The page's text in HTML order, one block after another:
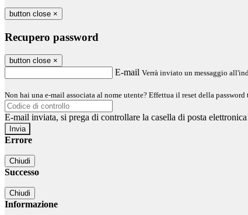
button close ×
Recupero password
button close ×
E-mail Verrà inviato un messaggio
Non hai una e-mail associata al nome utente? Effettua il reset della password
E-mail inviata, si prega di controllare la casella di posta
Errore
Chiudi
Successo
Chiudi
Informazione